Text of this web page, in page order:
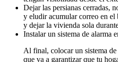
Dejar las persianas cerradas,
y eludir acumular correo en el
y dejar la vivienda sola
Instalar un sistema de alarma
Al final, colocar un sistema
que va a garantizar que tu